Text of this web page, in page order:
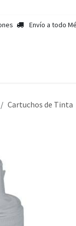
Envío a todo
Cartuchos de Tinta